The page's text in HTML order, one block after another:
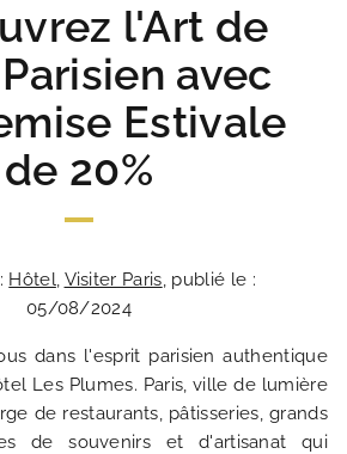
l'Art de
avec
Estivale
de 20%
Hôtel, Visiter Paris, publié le :
05/08/2024
dans l'esprit parisien authentique
Les Plumes. Paris, ville de lumière
de restaurants, pâtisseries, grands
de souvenirs et d'artisanat qui